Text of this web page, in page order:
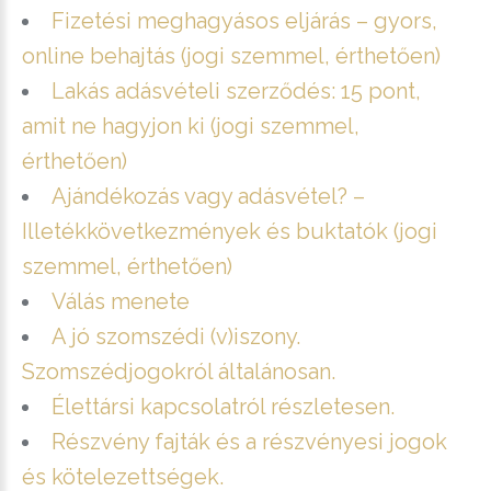
Fizetési meghagyásos eljárás – gyors,
online behajtás (jogi szemmel, érthetően)
Lakás adásvételi szerződés: 15 pont,
amit ne hagyjon ki (jogi szemmel,
érthetően)
Ajándékozás vagy adásvétel? –
Illetékkövetkezmények és buktatók (jogi
szemmel, érthetően)
Válás menete
A jó szomszédi (v)iszony.
Szomszédjogokról általánosan.
Élettársi kapcsolatról részletesen.
Részvény fajták és a részvényesi jogok
és kötelezettségek.